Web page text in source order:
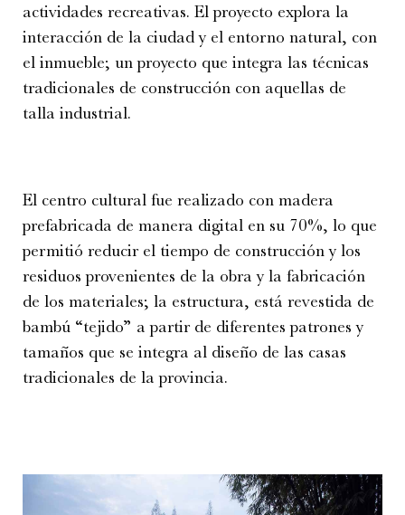
actividades recreativas. El proyecto explora la
interacción de la ciudad y el entorno natural, con
el inmueble; un proyecto que integra las técnicas
tradicionales de construcción con aquellas de
talla industrial.
El centro cultural fue realizado con madera
prefabricada de manera digital en su 70%, lo que
permitió reducir el tiempo de construcción y los
residuos provenientes de la obra y la fabricación
de los materiales; la estructura, está revestida de
bambú “tejido” a partir de diferentes patrones y
tamaños que se integra al diseño de las casas
tradicionales de la provincia.